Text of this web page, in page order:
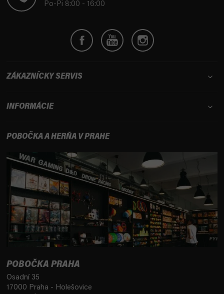
Po-Pi 8:00 - 16:00
ZÁKAZNÍCKY SERVIS
INFORMÁCIE
POBOČKA A HERŇA V PRAHE
POBOČKA PRAHA
Osadní 35
17000 Praha - Holešovice